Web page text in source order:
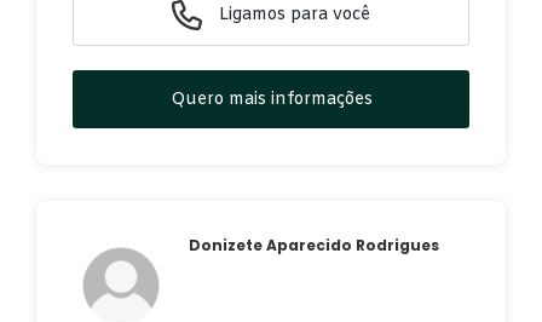
Ligamos para você
Quero mais informações
Donizete Aparecido Rodrigues